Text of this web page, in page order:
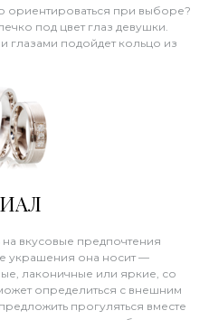
ориентироваться при выборе?
под цвет глаз девушки.
глазами подойдет кольцо из
вкусовые предпочтения
украшения она носит —
лаконичные или яркие, со
определиться с внешним
прогуляться вместе